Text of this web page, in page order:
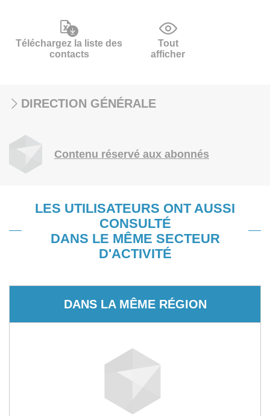
Téléchargez la liste des
contacts
Tout
afficher
DIRECTION GÉNÉRALE
Contenu réservé aux abonnés
LES UTILISATEURS ONT AUSSI
CONSULTÉ
DANS LE MÊME SECTEUR
D'ACTIVITÉ
DANS LA MÊME RÉGION